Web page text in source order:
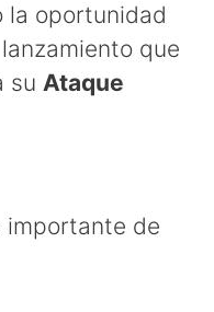
la oportunidad
que
su Ataque
importante de